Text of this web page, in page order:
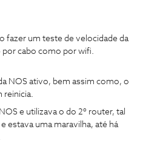
fazer um teste de velocidade da
cabo como por wifi.
NOS ativo, bem assim como, o
reinicia.
e utilizava o do 2º router, tal
estava uma maravilha, até há